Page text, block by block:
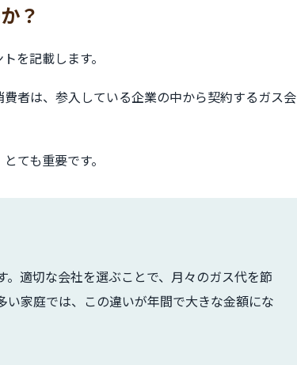
？
を記載します。
者は、参入している企業の中から契約するガス会
ても重要です。
適切な会社を選ぶことで、月々のガス代を節
家庭では、この違いが年間で大きな金額にな